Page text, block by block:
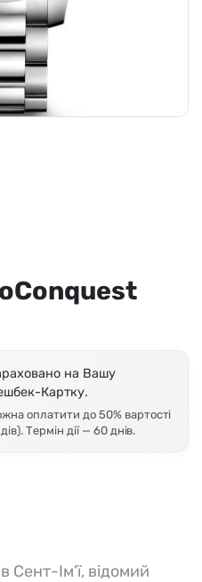
на Вашу
Картку.
оплатити до 50% вартості
Термін дії — 60 днів.
Сент-Ім’ї, відомий